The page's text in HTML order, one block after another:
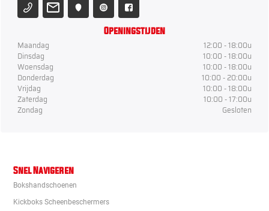
Openingstijden
Maandag
12:00 - 18:00u
Dinsdag
10:00 - 18:00u
Woensdag
10:00 - 18:00u
Donderdag
10:00 - 20:00u
Vrijdag
10:00 - 18:00u
Zaterdag
10:00 - 17:00u
Zondag
Gesloten
Snel Navigeren
Bokshandschoenen
Kickboks Scheenbeschermers